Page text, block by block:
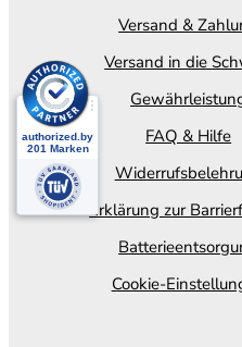
Versand &
Versand in die
FAQ & Hilfe
Erklärung zur
Cookie-